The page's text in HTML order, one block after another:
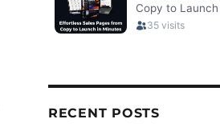
RECENT POSTS